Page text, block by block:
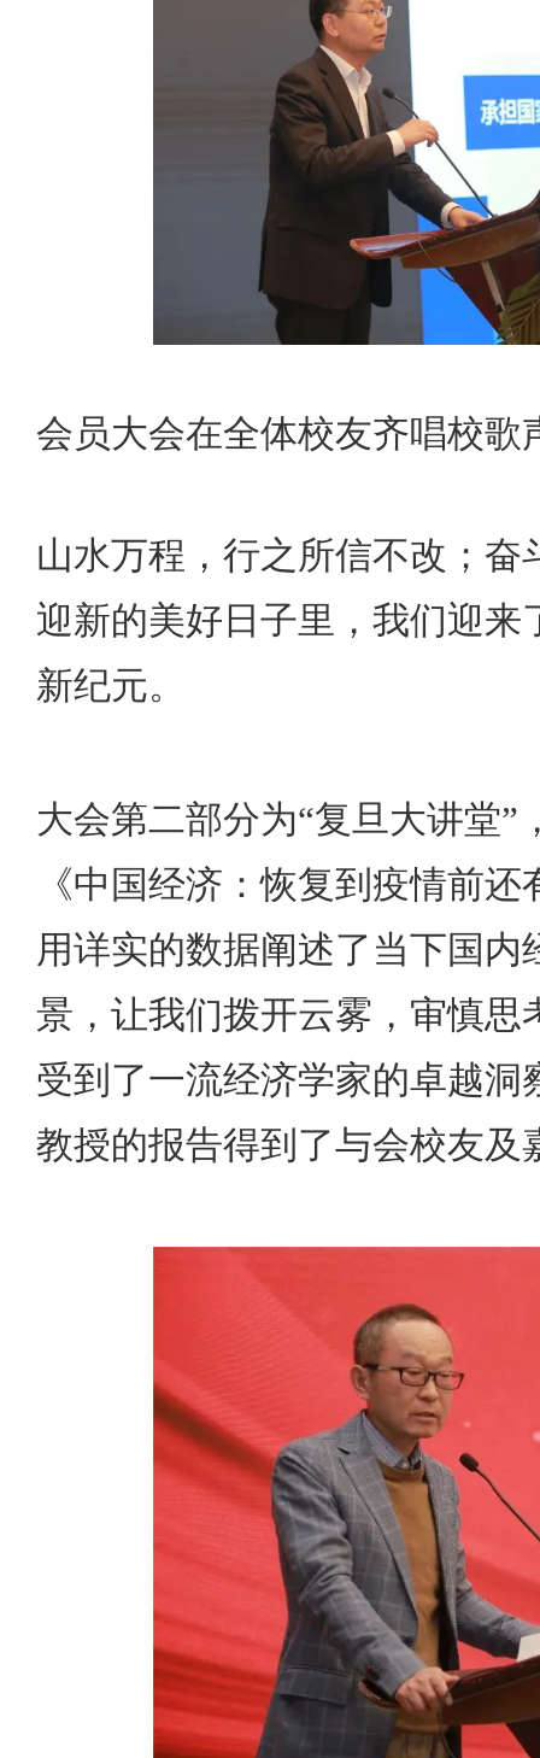
会员大会在全体校友齐唱校歌
山水万程，行之所信不改；
迎新的美好日子里，我们迎
新纪元。
大会第二部分为“复旦大讲堂
《中国经济：恢复到疫情前
用详实的数据阐述了当下国
景，让我们拨开云雾，审慎
受到了一流经济学家的卓越
教授的报告得到了与会校友及